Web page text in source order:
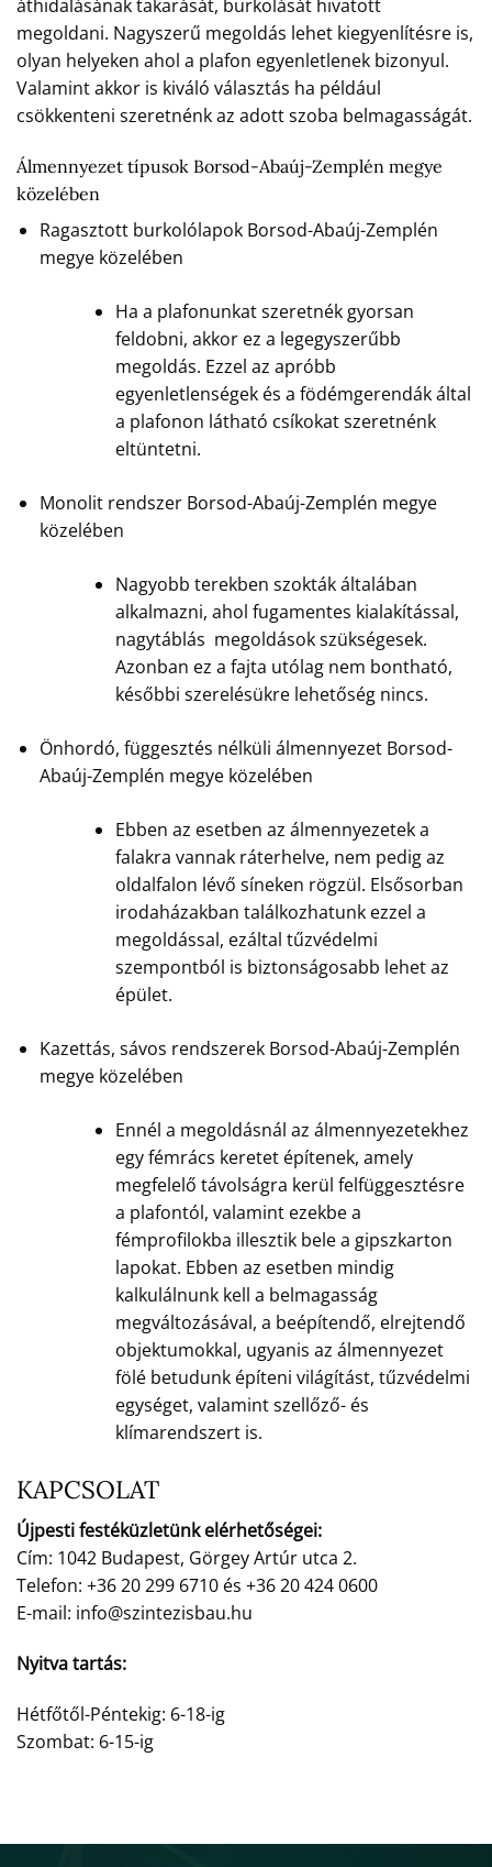
áthidalásának takarását, burkolását hivatott
megoldani. Nagyszerű megoldás lehet kiegyenlítésre is,
olyan helyeken ahol a plafon egyenletlenek bizonyul.
Valamint akkor is kiváló választás ha például
csökkenteni szeretnénk az adott szoba belmagasságát.
Álmennyezet típusok Borsod-Abaúj-Zemplén megye
közelében
Ragasztott burkolólapok Borsod-Abaúj-Zemplén
megye közelében
Ha a plafonunkat szeretnék gyorsan
feldobni, akkor ez a legegyszerűbb
megoldás. Ezzel az apróbb
egyenletlenségek és a födémgerendák által
a plafonon látható csíkokat szeretnénk
eltüntetni.
Monolit rendszer Borsod-Abaúj-Zemplén megye
közelében
Nagyobb terekben szokták általában
alkalmazni, ahol fugamentes kialakítással,
nagytáblás megoldások szükségesek.
Azonban ez a fajta utólag nem bontható,
későbbi szerelésükre lehetőség nincs.
Önhordó, függesztés nélküli álmennyezet Borsod-
Abaúj-Zemplén megye közelében
Ebben az esetben az álmennyezetek a
falakra vannak ráterhelve, nem pedig az
oldalfalon lévő síneken rögzül. Elsősorban
irodaházakban találkozhatunk ezzel a
megoldással, ezáltal tűzvédelmi
szempontból is biztonságosabb lehet az
épület.
Kazettás, sávos rendszerek Borsod-Abaúj-Zemplén
megye közelében
Ennél a megoldásnál az álmennyezetekhez
egy fémrács keretet építenek, amely
megfelelő távolságra kerül felfüggesztésre
a plafontól, valamint ezekbe a
fémprofilokba illesztik bele a gipszkarton
lapokat. Ebben az esetben mindig
kalkulálnunk kell a belmagasság
megváltozásával, a beépítendő, elrejtendő
objektumokkal, ugyanis az álmennyezet
fölé betudunk építeni világítást, tűzvédelmi
egységet, valamint szellőző- és
klímarendszert is.
KAPCSOLAT
Újpesti festéküzletünk elérhetőségei:
Cím: 1042 Budapest, Görgey Artúr utca 2.
Telefon: +36 20 299 6710 és +36 20 424 0600
E-mail: info@szintezisbau.hu
Nyitva tartás:
Hétfőtől-Péntekig: 6-18-ig
Szombat: 6-15-ig